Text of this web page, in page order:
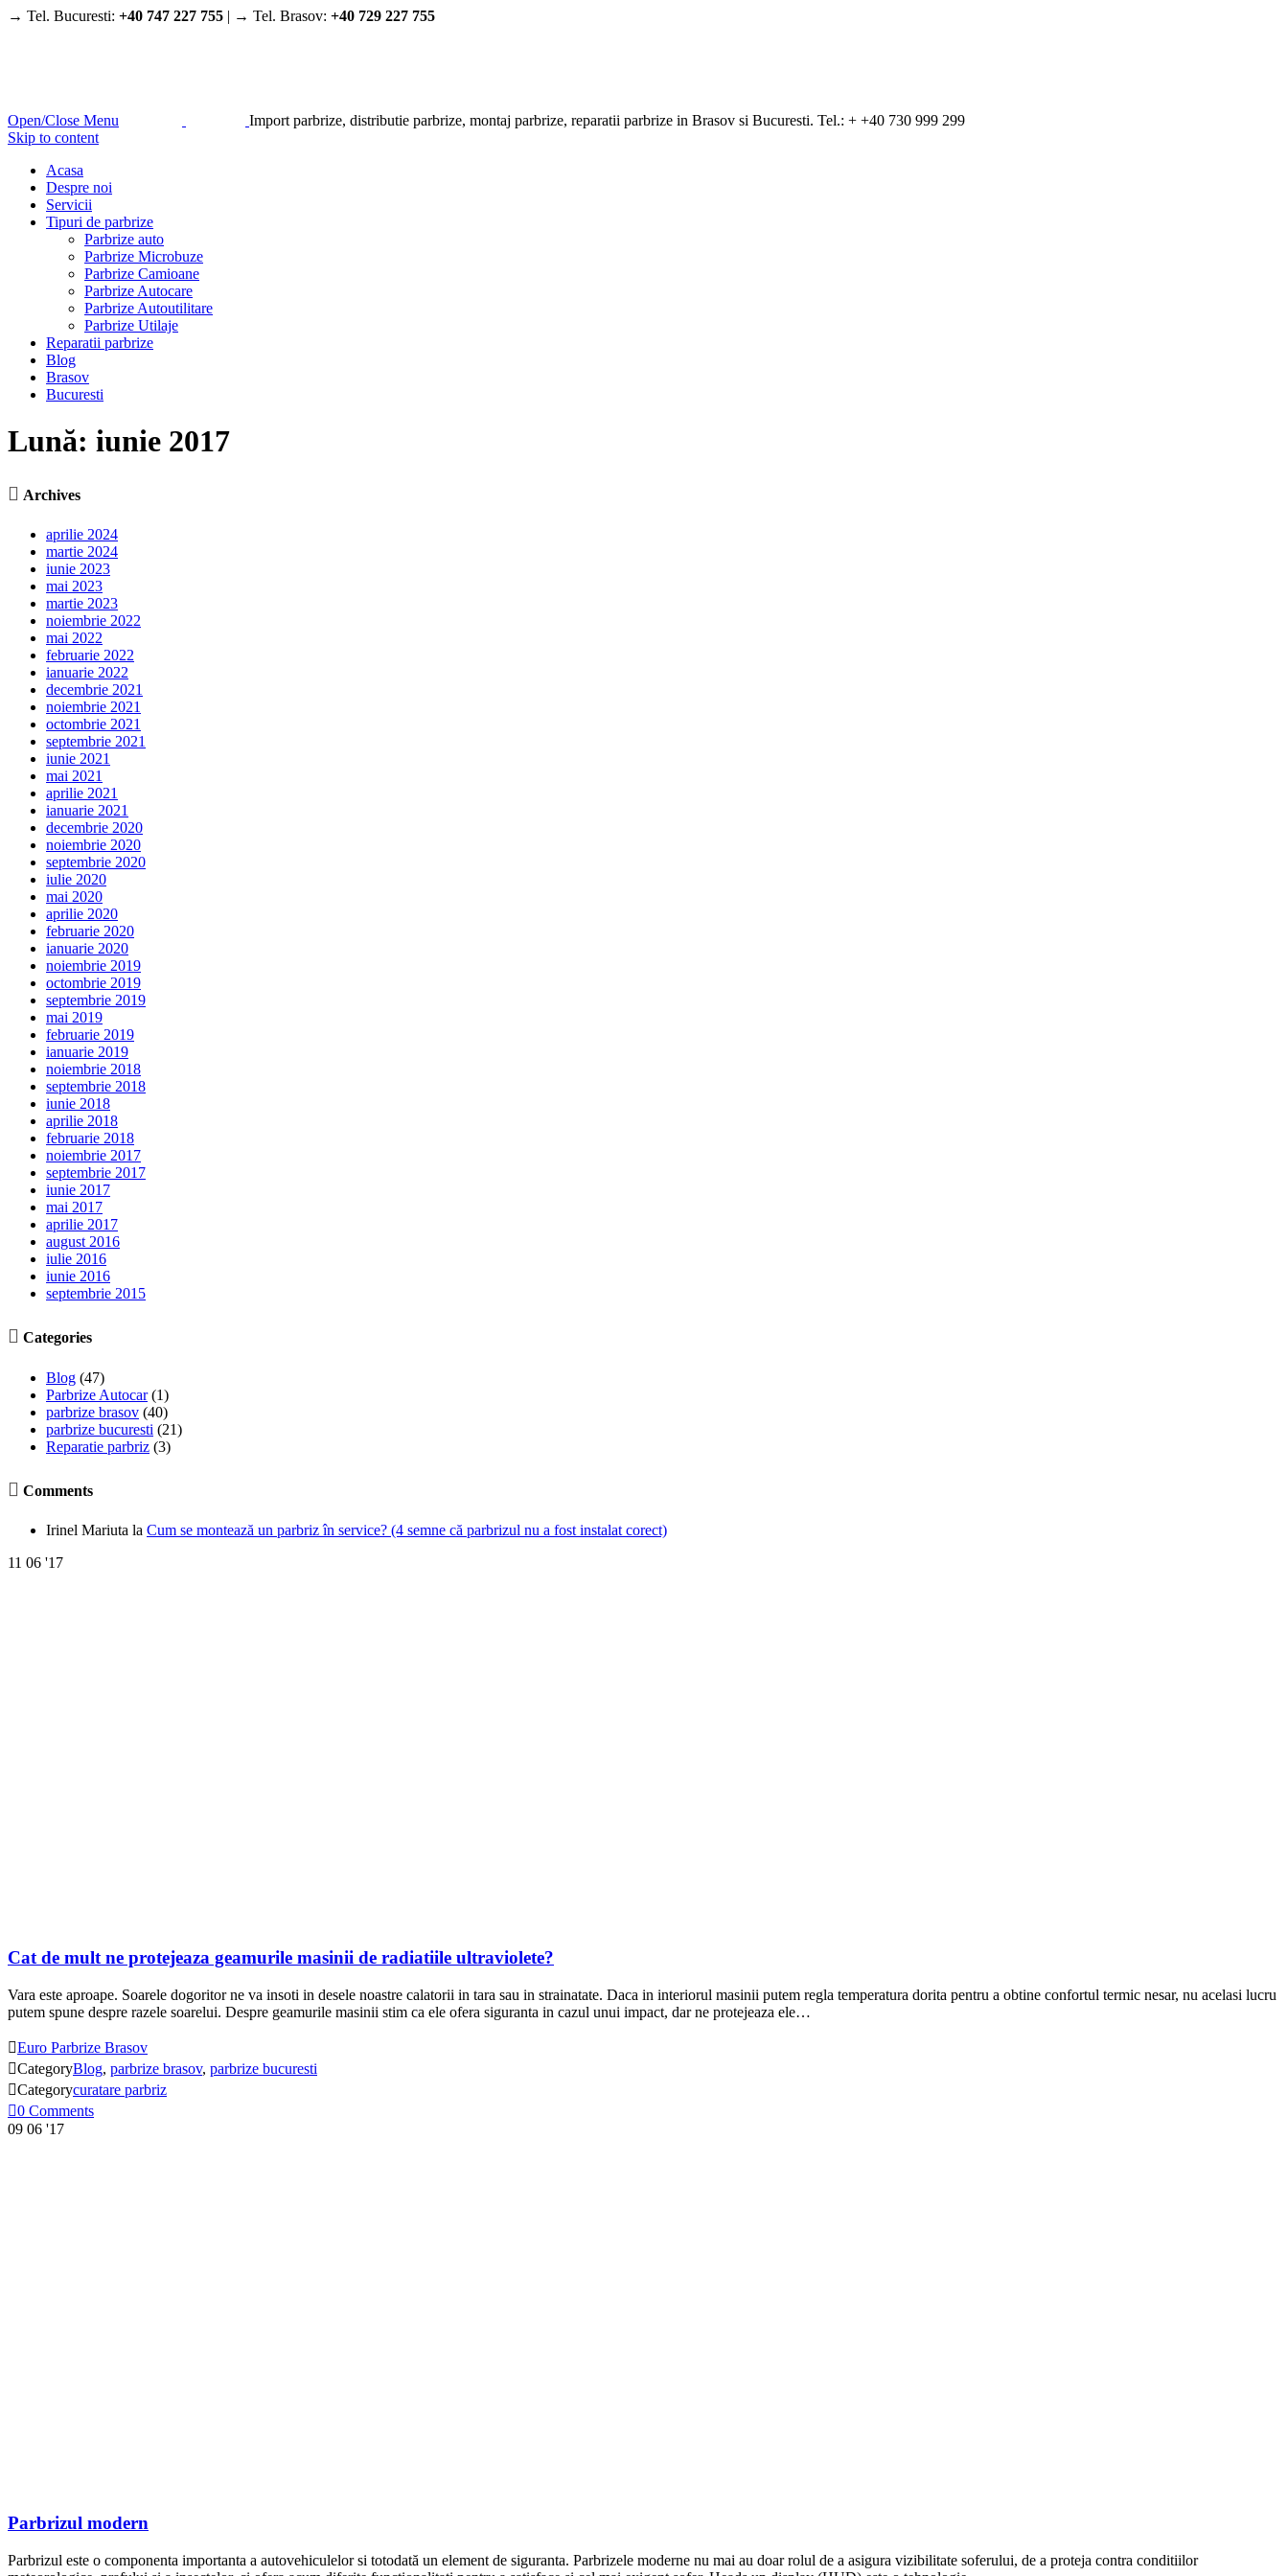
→ Tel. Bucuresti: +40 747 227 755 | → Tel. Brasov: +40 729 227 755
Open/Close Menu
Import parbrize, distributie parbrize, montaj parbrize, reparatii parbrize in Brasov si Bucuresti. Tel.: + +40 730 999 299
Skip to content
Acasa
Despre noi
Servicii
Tipuri de parbrize
Parbrize auto
Parbrize Microbuze
Parbrize Camioane
Parbrize Autocare
Parbrize Autoutilitare
Parbrize Utilaje
Reparatii parbrize
Blog
Brasov
Bucuresti
Lună: iunie 2017
 Archives
aprilie 2024
martie 2024
iunie 2023
mai 2023
martie 2023
noiembrie 2022
mai 2022
februarie 2022
ianuarie 2022
decembrie 2021
noiembrie 2021
octombrie 2021
septembrie 2021
iunie 2021
mai 2021
aprilie 2021
ianuarie 2021
decembrie 2020
noiembrie 2020
septembrie 2020
iulie 2020
mai 2020
aprilie 2020
februarie 2020
ianuarie 2020
noiembrie 2019
octombrie 2019
septembrie 2019
mai 2019
februarie 2019
ianuarie 2019
noiembrie 2018
septembrie 2018
iunie 2018
aprilie 2018
februarie 2018
noiembrie 2017
septembrie 2017
iunie 2017
mai 2017
aprilie 2017
august 2016
iulie 2016
iunie 2016
septembrie 2015
 Categories
Blog (47)
Parbrize Autocar(1)
parbrize brasov (40)
parbrize bucuresti (21)
Reparatie parbriz (3)
 Comments
Irinel Mariuta la Cum se montează un parbriz în service? (4 semne că parbrizul nu a fost instalat corect)
11 06 '17
Cat de mult ne protejeaza geamurile masinii de radiatiile ultraviolete?
Vara este aproape. Soarele dogoritor ne va insoti in desele noastre calatorii in tara sau in strainatate. Daca in interiorul masinii putem regla temperatura dorita pentru a obtine confortul termic nesar, nu acelasi lucru
putem spune despre razele soarelui. Despre geamurile masinii stim ca ele ofera siguranta in cazul unui impact, dar ne protejeaza ele…
Euro Parbrize Brasov
CategoryBlog, parbrize brasov, parbrize bucuresti
Categorycuratare parbriz
0 Comments
09 06 '17
Parbrizul modern
Parbrizul este o componenta importanta a autovehiculelor si totodată un element de siguranta. Parbrizele moderne nu mai au doar rolul de a asigura vizibilitate soferului, de a proteja contra conditiilor